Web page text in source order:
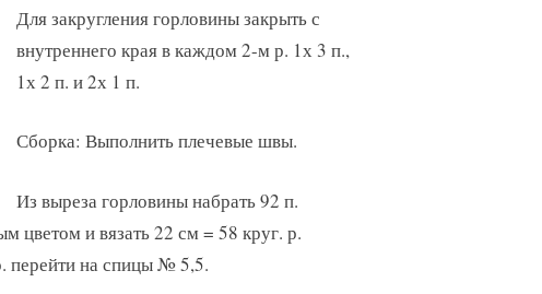
Для закругления горловины закрыть с
внутреннего края в каждом 2-м р. 1х 3 п.,
1х 2 п. и 2х 1 п.
Сборка: Выполнить плечевые швы.
Из выреза горловины набрать 92 п.
и вязать 22 см = 58 круг. р.
перейти на спицы № 5,5.